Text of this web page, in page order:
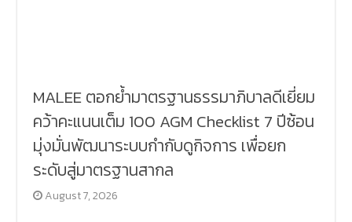
MALEE ตอกย้ำมาตรฐานธรรมาภิบาลดีเยี่ยม
คว้าคะแนนเต็ม 100 AGM Checklist 7 ปีซ้อน
มุ่งมั่นพัฒนาระบบกำกับดูกิจการ เพื่อยก
ระดับสู่มาตรฐานสากล
August 7, 2026